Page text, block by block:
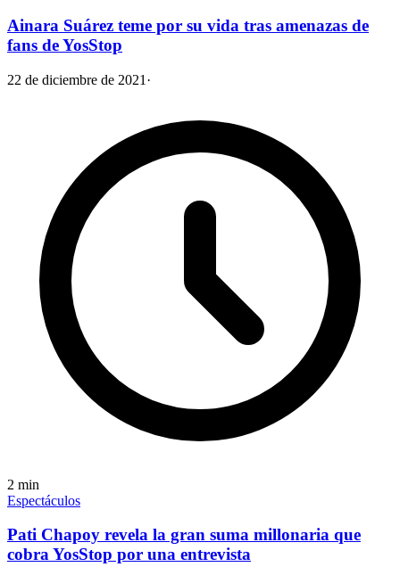
Ainara Suárez teme por su vida tras amenazas de
fans de YosStop
22 de diciembre de 2021 ·
2 min
Espectáculos
Pati Chapoy revela la gran suma millonaria que
cobra YosStop por una entrevista